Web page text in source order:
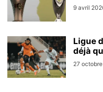
9 avril
Ligue
déjà
27